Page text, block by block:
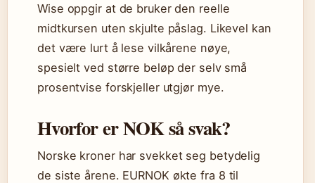
Wise oppgir at de bruker den reelle
midtkursen uten skjulte påslag. Likevel kan
det være lurt å lese vilkårene nøye,
spesielt ved større beløp der selv små
prosentvise forskjeller utgjør mye.
Hvorfor er NOK så svak?
Norske kroner har svekket seg betydelig
de siste årene. EURNOK økte fra 8 til